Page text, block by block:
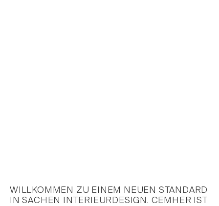
WILLKOMMEN ZU EINEM NEUEN STANDARD
IN SACHEN INTERIEURDESIGN. CEMHER IST